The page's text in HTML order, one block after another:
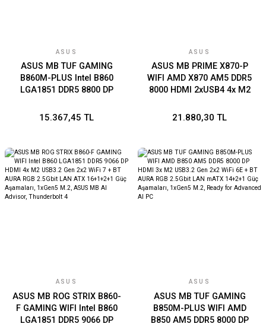
ASUS
ASUS MB TUF GAMING
B860M-PLUS Intel B860
LGA1851 DDR5 8800 DP
Gen 2x2 AURA RGB 2.5Gbit
Ready for Advanced AI PC
15.367,45 TL
ASUS
ASUS MB PRIME X870-P
WIFI AMD X870 AM5 DDR5
8000 HDMI 2xUSB4 4x M2
RGB 2.5Gbit LAN ATX
Gelişmiş AI Bilgisayarları
için Hazır
21.880,30 TL
ASUS
ASUS MB ROG STRIX B860-
F GAMING WIFI Intel B860
LGA1851 DDR5 9066 DP
ASUS
ASUS MB TUF GAMING
B850M-PLUS WIFI AMD
B850 AM5 DDR5 8000 DP